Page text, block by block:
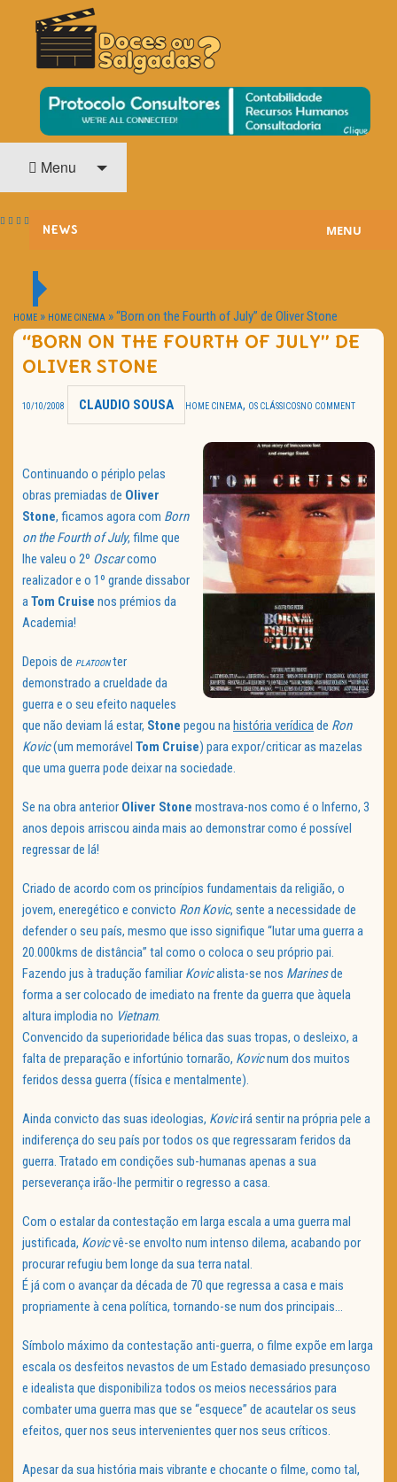
DOCES OU SALGADAS?
O Cinema? Uma Paixão!!
Menu
NEWS
PASSATEMPOS
HOME CINEMA
NOTA PESSOAL
TRAILER DO DIA
MENU
HOME » HOME CINEMA »“Born on the Fourth of July” de Oliver Stone
“BORN ON THE FOURTH OF JULY” DE
OLIVER STONE
10/10/2008 CLAUDIO SOUSA HOME CINEMA, OS CLÁSSICOSNO COMMENT
Continuando o périplo pelas
obras premiadas de Oliver
Stone, ficamos agora com Born
on the Fourth of July, filme que
lhe valeu o 2º Oscarcomo
realizador e o 1º grande dissabor
aTom Cruise nos prémios da
Academia!
Depois de PLATOONter
demonstrado a crueldade da
guerra e o seu efeito naqueles
que não deviam lá estar, Stone pegou nahistória verídicade Ron
Kovic(um memorável Tom Cruise) para expor/criticar as mazelas
que uma guerra pode deixar na sociedade.
Se na obra anterior Oliver Stone mostrava-nos como é o Inferno, 3
anos depois arriscou ainda mais ao demonstrar como é possível
regressar de lá!
Criado de acordo com os princípios fundamentais da religião, o
jovem, eneregético e convicto Ron Kovic, sente a necessidade de
defender o seu país, mesmo que isso signifique “lutar uma guerra a
20.000kms de distância” tal como o coloca o seu próprio pai.
Fazendo jus à tradução familiar Kovicalista-se nos Marinesde
forma a ser colocado de imediato na frente da guerra que àquela
altura implodia no Vietnam.
Convencido da superioridade bélica das suas tropas, o desleixo, a
falta de preparação e infortúnio tornarão, Kovicnum dos muitos
feridos dessa guerra (física e mentalmente).
Ainda convicto das suas ideologias, Kovicirá sentir na própria pele a
indiferença do seu país por todos os que regressaram feridos da
guerra. Tratado em condições sub-humanas apenas a sua
perseverança irão-lhe permitir o regresso a casa.
Com o estalar da contestação em larga escala a uma guerra mal
justificada, Kovicvê-se envolto num intenso dilema, acabando por
procurar refugiu bem longe da sua terra natal.
É já com o avançar da década de 70 que regressa a casa e mais
propriamente à cena política, tornando-se num dos principais…
Símbolo máximo da contestação anti-guerra, o filme expõe em larga
escala os desfeitos nevastos de um Estado demasiado presunçoso
e idealista que disponibiliza todos os meios necessários para
combater uma guerra mas que se “esquece” de acautelar os seus
efeitos, quer nos seus intervenientes quer nos seus críticos.
Apesar da sua história mais vibrante e chocante o filme, como tal,